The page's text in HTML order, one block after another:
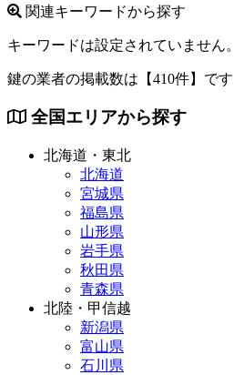
関連キーワードから探す
キーワードは設定されていません。
鍵の業者の掲載数は 【410件】 です
全国エリアから探す
北海道・東北
北海道
宮城県
福島県
山形県
岩手県
秋田県
青森県
北陸・甲信越
新潟県
富山県
石川県